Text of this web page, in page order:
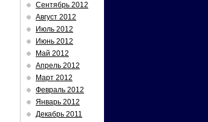
Сентябрь 2012
Август 2012
Июль 2012
Июнь 2012
Май 2012
Апрель 2012
Март 2012
Февраль 2012
Январь 2012
Декабрь 2011